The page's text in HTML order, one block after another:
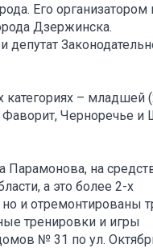
Его организатором
Дзержинска.
категориях – младшей
Фаворит, Черноречье и
Парамонова, на
а это более 2-х
и отремонтированы
тренировки и игры
№ 31 по ул.